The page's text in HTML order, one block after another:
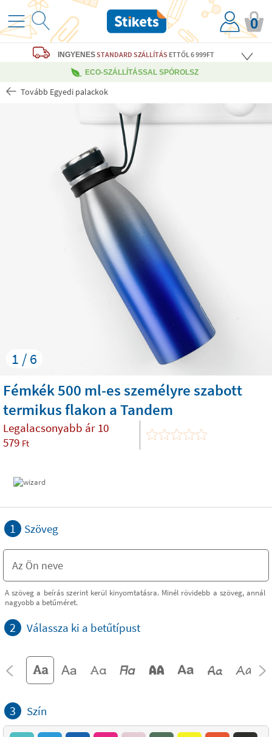
0
INGYENESSTANDARD SZÁLLÍTÁS ETTŐL 6 999FT
ECO-SZÁLLÍTÁSSAL SPÓROLSZ
Tovább Egyedi palackok
1 / 6
Fémkék 500 ml-es személyre szabott
termikus flakon a Tandem
Legalacsonyabb ár 10
579 Ft
1 Szöveg
A szöveg a beírás szerint kerül kinyomtatásra. Minél rövidebb a szöveg, annál
nagyobb a betűméret.
2 Válassza ki a betűtípust
3 Szín